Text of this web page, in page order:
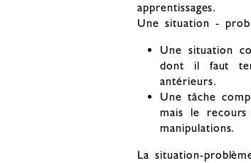
apprentissages.
Une situation -
Une situation
dont il faut
antérieurs.
Une tâche
mais le
manipulations.
La situation-